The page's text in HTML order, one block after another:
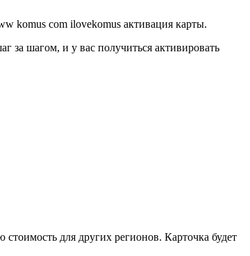
komus com ilovekomus активация карты.
за шагом, и у вас получиться активировать
для других регионов. Карточка будет